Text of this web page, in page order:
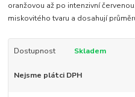
oranžovou až po intenzivní
miskovitého tvaru a dosahují
Dostupnost Skladem
Nejsme plátci DPH